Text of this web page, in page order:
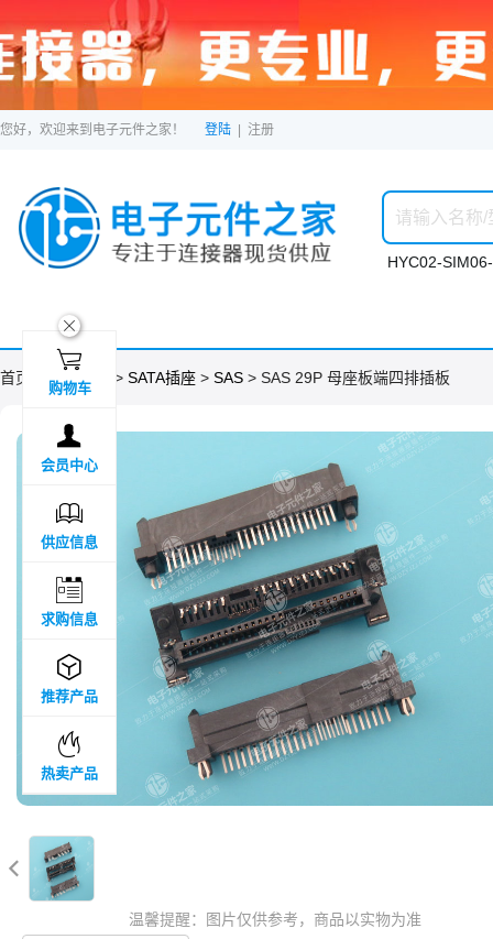
您好，欢迎来到电子元件之家！ 登陆 注册
HYC02-
首页 > 分类目录 > SATA插座 > SAS > SAS 29P 母座板端四排插板

温馨提醒：图片仅供参考，商品以实物为准
ဆ

购物车

会员中心

供应信息

求购信息

推荐产品

热卖产品